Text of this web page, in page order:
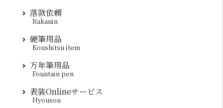
落款依頼
Rakanin
硬筆用品
Koushitsu item
万年筆用品
Fountain pen
表装Onlineサービス
Hyousou